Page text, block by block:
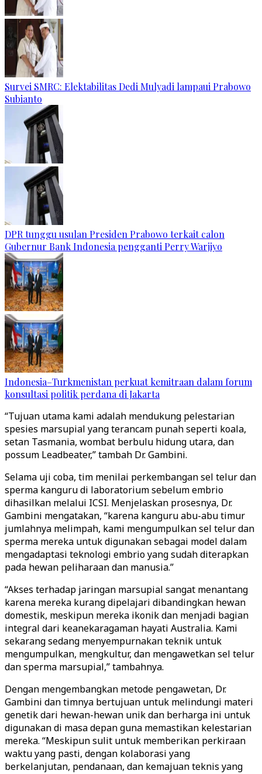
Survei SMRC: Elektabilitas Dedi Mulyadi lampaui Prabowo
Subianto
DPR tunggu usulan Presiden Prabowo terkait calon
Gubernur Bank Indonesia pengganti Perry Warjiyo
Indonesia–Turkmenistan perkuat kemitraan dalam forum
konsultasi politik perdana di Jakarta
“Tujuan utama kami adalah mendukung pelestarian
spesies marsupial yang terancam punah seperti koala,
setan Tasmania, wombat berbulu hidung utara, dan
possum Leadbeater,” tambah Dr. Gambini.
Selama uji coba, tim menilai perkembangan sel telur dan
sperma kanguru di laboratorium sebelum embrio
dihasilkan melalui ICSI. Menjelaskan prosesnya, Dr.
Gambini mengatakan, “karena kanguru abu-abu timur
jumlahnya melimpah, kami mengumpulkan sel telur dan
sperma mereka untuk digunakan sebagai model dalam
mengadaptasi teknologi embrio yang sudah diterapkan
pada hewan peliharaan dan manusia.”
“Akses terhadap jaringan marsupial sangat menantang
karena mereka kurang dipelajari dibandingkan hewan
domestik, meskipun mereka ikonik dan menjadi bagian
integral dari keanekaragaman hayati Australia. Kami
sekarang sedang menyempurnakan teknik untuk
mengumpulkan, mengkultur, dan mengawetkan sel telur
dan sperma marsupial,” tambahnya.
Dengan mengembangkan metode pengawetan, Dr.
Gambini dan timnya bertujuan untuk melindungi materi
genetik dari hewan-hewan unik dan berharga ini untuk
digunakan di masa depan guna memastikan kelestarian
mereka. “Meskipun sulit untuk memberikan perkiraan
waktu yang pasti, dengan kolaborasi yang
berkelanjutan, pendanaan, dan kemajuan teknis yang